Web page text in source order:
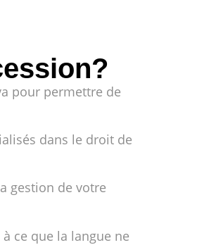
pour permettre de
dans le droit de
gestion de votre
ce que la langue ne